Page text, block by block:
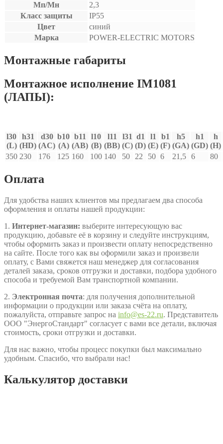
Мп/Мн
2,3
Класс защиты
IP55
Цвет
синий
Марка
POWER-ELECTRIC MOTORS
Монтажные габариты
Монтажное исполнение IM1081
(ЛАПЫ):
l30
(L)
h31
(HD)
d30
(AC)
b10
(A)
b11
(AB)
l10
(B)
l11
(BB)
l31
(C)
d1
(D)
l1
(E)
b1
(F)
h5
(GA)
h1
(GD)
h
(H)
350 230 176 125 160 100 140 50 22 50 6 21,5 6 80
Оплата
Для удобства наших клиентов мы предлагаем два способа
оформления и оплаты нашей продукции:
1. Интернет-магазин: выберите интересующую вас
продукцию, добавьте её в корзину и следуйте инструкциям,
чтобы оформить заказ и произвести оплату непосредственно
на сайте. После того как вы оформили заказ и произвели
оплату, с Вами свяжется наш менеджер для согласования
деталей заказа, сроков отгрузки и доставки, подбора удобного
способа и требуемой Вам транспортной компании.
2. Электронная почта: для получения дополнительной
информации о продукции или заказа счёта на оплату,
пожалуйста, отправьте запрос на info@es-22.ru. Представитель
ООО "ЭнергоСтандарт" согласует с вами все детали, включая
стоимость, сроки отгрузки и доставки.
Для нас важно, чтобы процесс покупки был максимально
удобным. Спасибо, что выбрали нас!
Калькулятор доставки